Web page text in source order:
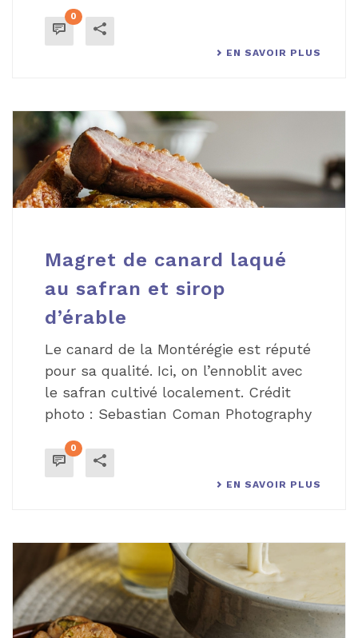
0
EN SAVOIR PLUS
Magret de canard laqué
au safran et sirop
d’érable
Le canard de la Montérégie est réputé
pour sa qualité. Ici, on l’ennoblit avec
le safran cultivé localement. Crédit
photo : Sebastian Coman Photography
0
EN SAVOIR PLUS